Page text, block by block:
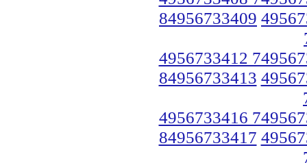
84956733409
4956733412
84956733413
4956733416
84956733417